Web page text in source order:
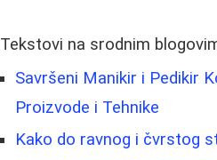
Tekstovi na srodnim
Savršeni Manikir i Pedikir
Proizvode i Tehnike
Kako do ravnog i čvrstog